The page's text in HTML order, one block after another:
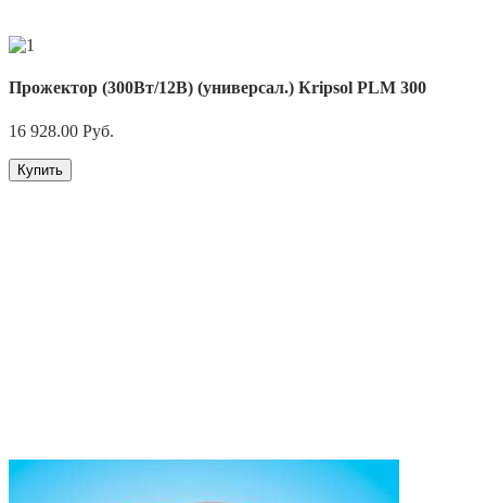
Прожектор (300Вт/12В) (универсал.) Кripsol PLM 300
16 928.00 Руб.
Купить